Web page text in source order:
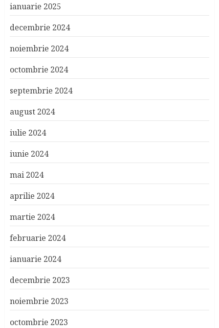
ianuarie 2025
decembrie 2024
noiembrie 2024
octombrie 2024
septembrie 2024
august 2024
iulie 2024
iunie 2024
mai 2024
aprilie 2024
martie 2024
februarie 2024
ianuarie 2024
decembrie 2023
noiembrie 2023
octombrie 2023